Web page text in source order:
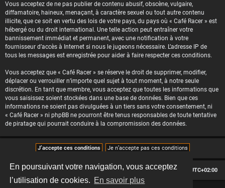
En poursuivant votre navigation, vous acceptez
l’utilisation de cookies. En savoir plus
Vous acceptez de ne pas publier de contenu abusif, obscène, vulgaire,
diffamatoire, haineux, menaçant, à caractère sexuel ou tout autre contenu
illicite, que ce soit en vertu des lois de votre pays, du pays où « Café Racer » est
hébergé ou du droit international. Une telle action peut entraîner votre
bannissement immédiat et permanent, avec une notification à votre
fournisseur d’accès à Internet si nous le jugeons nécessaire. L’adresse IP de
tous les messages est enregistrée pour aider à faire respecter ces conditions.
Vous acceptez que « Café Racer » se réserve le droit de supprimer, modifier,
déplacer ou verrouiller n’importe quel sujet à tout moment, à notre seule
discrétion. En tant que membre, vous acceptez que toutes les informations que
vous saisissez soient stockées dans une base de données. Bien que ces
informations ne soient pas divulguées à un tiers sans votre consentement, ni
« Café Racer » ni phpBB ne pourront être tenus responsables de toute tentative
de piratage qui pourrait conduire à la compromission des données.
Le forum des passionnés de Café Racer Heures au format UTC+02:00